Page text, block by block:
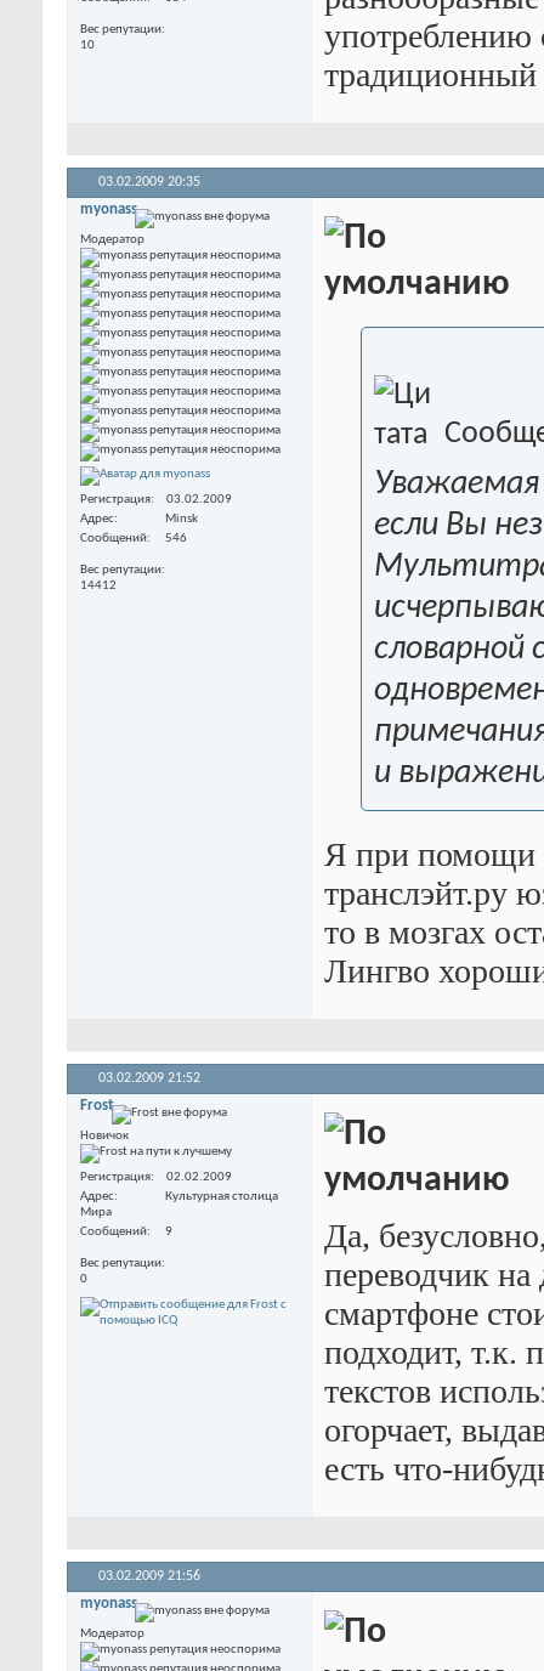
Вес репутации
10
03.02.2009 20:35
myonass
Модератор
Регистрация
03.02.2009
Адрес
Minsk
Сообщений
546
Вес репутации
14412
Уважаемая
если Вы
словарной
и
Я при помощи
транслэйт.ру
то в мозгах
Лингво
03.02.2009 21:52
Frost
Новичок
Регистрация
02.02.2009
Адрес
Культурная столица
Мира
Сообщений
9
Вес репутации
0
Да,
переводчик
смартфоне
подходит, т.к.
текстов
огорчает,
есть что-
03.02.2009 21:56
myonass
Модератор